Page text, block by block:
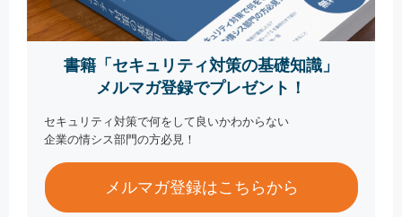
書籍「セキュリティ対策の基礎知識」
メルマガ登録でプレゼント！
セキュリティ対策で何をして良いかわからない
企業の情シス部門の方必見！
メルマガ登録はこちらから